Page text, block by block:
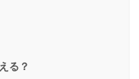
る？